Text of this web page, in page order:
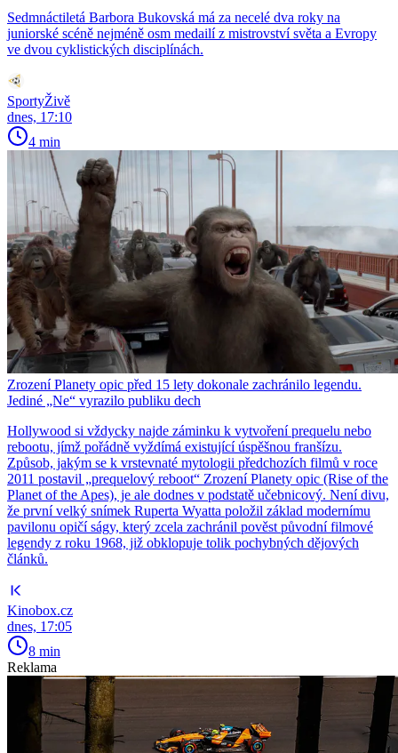
Sedmnáctiletá Barbora Bukovská má za necelé dva roky na
juniorské scéně nejméně osm medailí z mistrovství světa a Evropy
ve dvou cyklistických disciplínách.
SportyŽivě
dnes, 17:10
4 min
Zrození Planety opic před 15 lety dokonale zachránilo legendu.
Jediné „Ne“ vyrazilo publiku dech
Hollywood si vždycky najde záminku k vytvoření prequelu nebo
rebootu, jímž pořádně vyždímá existující úspěšnou franšízu.
Způsob, jakým se k vrstevnaté mytologii předchozích filmů v roce
2011 postavil „prequelový reboot“ Zrození Planety opic (Rise of the
Planet of the Apes), je ale dodnes v podstatě učebnicový. Není divu,
že první velký snímek Ruperta Wyatta položil základ modernímu
pavilonu opičí ságy, který zcela zachránil pověst původní filmové
legendy z roku 1968, již obklopuje tolik pochybných dějových
článků.
Kinobox.cz
dnes, 17:05
8 min
Reklama